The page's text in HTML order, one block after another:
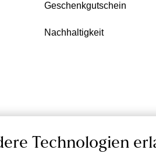
Geschenkgutschein
Nachhaltigkeit
Technologien